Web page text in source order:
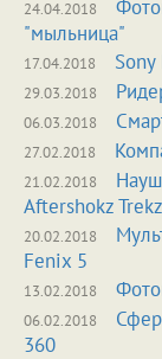
24.04.2018
"мыльница"
17.04.2018
29.03.2018
06.03.2018
27.02.2018
21.02.2018
Aftershokz
20.02.2018
Fenix 5
13.02.2018
06.02.2018
360